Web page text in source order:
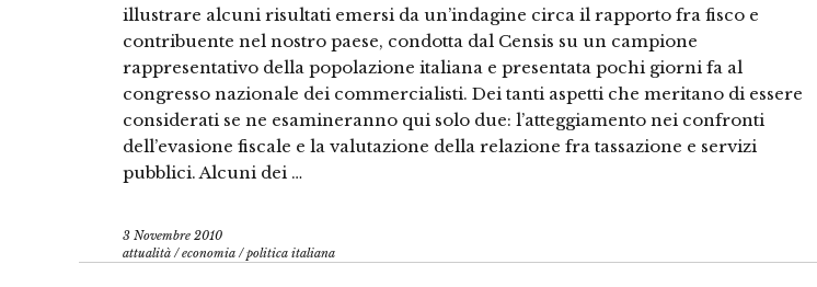
illustrare alcuni risultati emersi da un’indagine circa il rapporto fra fisco e
contribuente nel nostro paese, condotta dal Censis su un campione
rappresentativo della popolazione italiana e presentata pochi giorni fa al
congresso nazionale dei commercialisti. Dei tanti aspetti che meritano di essere
considerati se ne esamineranno qui solo due: l’atteggiamento nei confronti
dell’evasione fiscale e la valutazione della relazione fra tassazione e servizi
pubblici. Alcuni dei …
3 Novembre 2010
attualità /economia /politica italiana